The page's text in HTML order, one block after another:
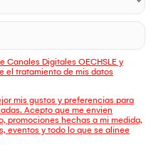
Canales Digitales OECHSLE y
el tratamiento de mis datos
mis gustos y preferencias para
Acepto que me envien
promociones hechas a mi medida,
eventos y todo lo que se alinee